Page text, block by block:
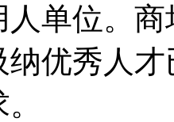
人单位。
纳优秀人